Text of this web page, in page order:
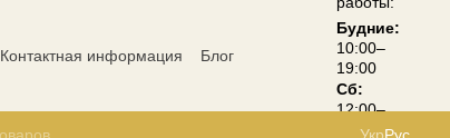
Контактная информация
Блог
Будние:
10:00–
19:00
Сб:
12:00–
18:00